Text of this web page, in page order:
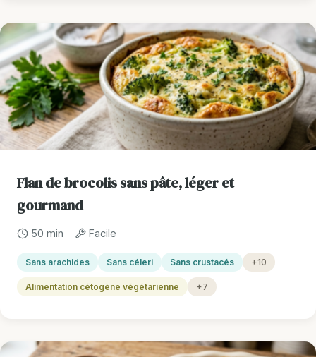
Flan de brocolis sans pâte, léger et
gourmand
50 min Facile
Sans arachides Sans céleri Sans crustacés +10
Alimentation cétogène végétarienne +7